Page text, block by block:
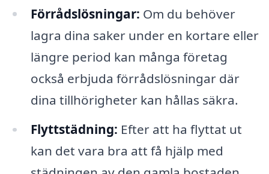
Förrådslösningar: Om du behöver
lagra dina saker under en kortare eller
längre period kan många företag
också erbjuda förrådslösningar där
dina tillhörigheter kan hållas säkra.
Flyttstädning: Efter att ha flyttat ut
kan det vara bra att få hjälp med